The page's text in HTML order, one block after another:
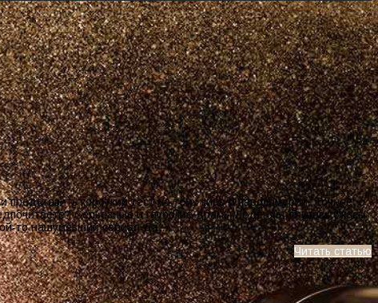
короткий тест на тему кино и парфюмерии. Точнее, о
Серьезные и глубокие драмы Леденящие кровь ужасы
то нашумевший сериал Да,…
Читать статью